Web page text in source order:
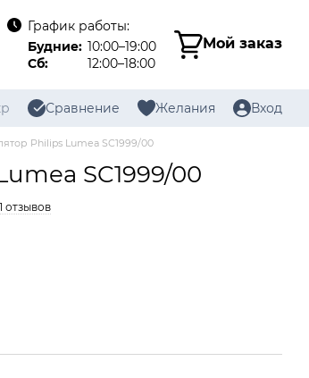
График работы:
Будние: 10:00–19:00
Сб:
12:00–18:00
Мой заказ
Сравнение Желания Вход
Philips Lumea SC1999/00
SC1999/00
отзывов